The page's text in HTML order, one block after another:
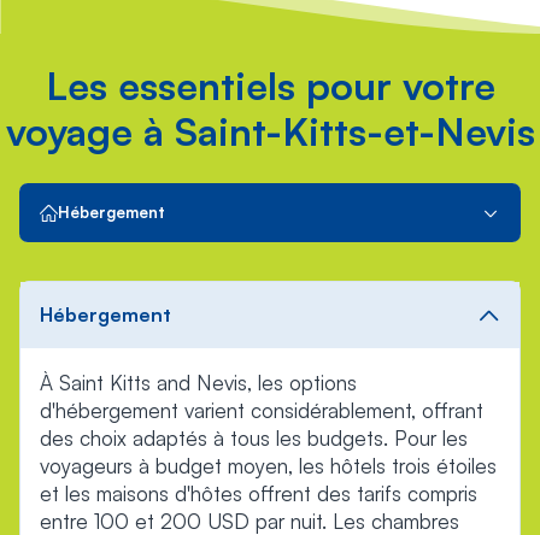
Les essentiels pour votre
voyage à Saint-Kitts-et-Nevis
Hébergement
Hébergement
À Saint Kitts and Nevis, les options
d'hébergement varient considérablement, offrant
des choix adaptés à tous les budgets. Pour les
voyageurs à budget moyen, les hôtels trois étoiles
et les maisons d'hôtes offrent des tarifs compris
entre 100 et 200 USD par nuit. Les chambres